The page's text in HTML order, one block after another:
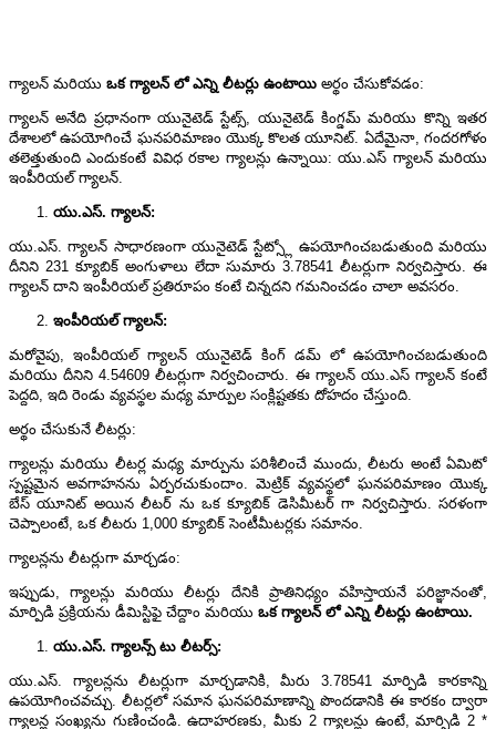
గ్యాలన్ మరియు ఒక గ్యాలన్ లోఎన్ని లీటర్లు ఉంటాయి అర్థం చేసుకోవడం:
గ్యాలన్ అనేది ప్రధానంగా యునైటెడ్ స్టేట్స్, యునైటెడ్ కింగ్డమ్ మరియు కొన్ని ఇతర
దేశాలలో ఉపయోగించే ఘనపరిమాణం యొక్క కొలత యూనిట్. ఏదేమైనా, గందరగోళం
తలెత్తుతుంది ఎందుకంటే వివిధ రకాల గ్యాలన్లు ఉన్నాయి: యు.ఎస్ గ్యాలన్ మరియు
ఇంపీరియల్ గ్యాలన్.
యు.ఎస్. గ్యాలన్:
యు.ఎస్. గ్యాలన్ సాధారణంగా యునైటెడ్ స్టేట్స్లో ఉపయోగించబడుతుంది మరియు
దీనిని 231 క్యూబిక్ అంగుళాలు లేదా సుమారు 3.78541 లీటర్లుగా నిర్వచిస్తారు. ఈ
గ్యాలన్ దాని ఇంపీరియల్ ప్రతిరూపం కంటే చిన్నదని గమనించడం చాలా అవసరం.
ఇంపీరియల్ గ్యాలన్:
మరోవైపు, ఇంపీరియల్ గ్యాలన్ యునైటెడ్ కింగ్ డమ్ లో ఉపయోగించబడుతుంది
మరియు దీనిని 4.54609 లీటర్లుగా నిర్వచించారు. ఈ గ్యాలన్ యు.ఎస్ గ్యాలన్ కంటే
పెద్దది, ఇది రెండు వ్యవస్థల మధ్య మార్పుల సంక్లిష్టతకు దోహదం చేస్తుంది.
అర్థం చేసుకునే లీటర్లు:
గ్యాలన్లు మరియు లీటర్ల మధ్య మార్పును పరిశీలించే ముందు, లీటరు అంటే ఏమిటో
స్పష్టమైన అవగాహనను ఏర్పరచుకుందాం. మెట్రిక్ వ్యవస్థలో ఘనపరిమాణం యొక్క
బేస్ యూనిట్ అయిన లీటర్ ను ఒక క్యూబిక్ డెసిమీటర్ గా నిర్వచిస్తారు. సరళంగా
చెప్పాలంటే, ఒక లీటరు 1,000 క్యూబిక్ సెంటీమీటర్లకు సమానం.
గ్యాలన్లను లీటర్లుగా మార్చడం:
ఇప్పుడు, గ్యాలన్లు మరియు లీటర్లు దేనికి ప్రాతినిధ్యం వహిస్తాయనే పరిజ్ఞానంతో,
మార్పిడి ప్రక్రియను డీమిస్టిఫై చేద్దాం మరియు ఒక గ్యాలన్ లోఎన్ని లీటర్లు ఉంటాయి.
యు.ఎస్. గ్యాలన్స్ టు లీటర్స్:
యు.ఎస్. గ్యాలన్లను లీటర్లుగా మార్చడానికి, మీరు 3.78541 మార్పిడి కారకాన్ని
ఉపయోగించవచ్చు. లీటర్లలో సమాన ఘనపరిమాణాన్ని పొందడానికి ఈ కారకం ద్వారా
గ్యాలన్ల సంఖ్యను గుణించండి. ఉదాహరణకు, మీకు 2 గ్యాలన్లు ఉంటే, మార్పిడి 2 *